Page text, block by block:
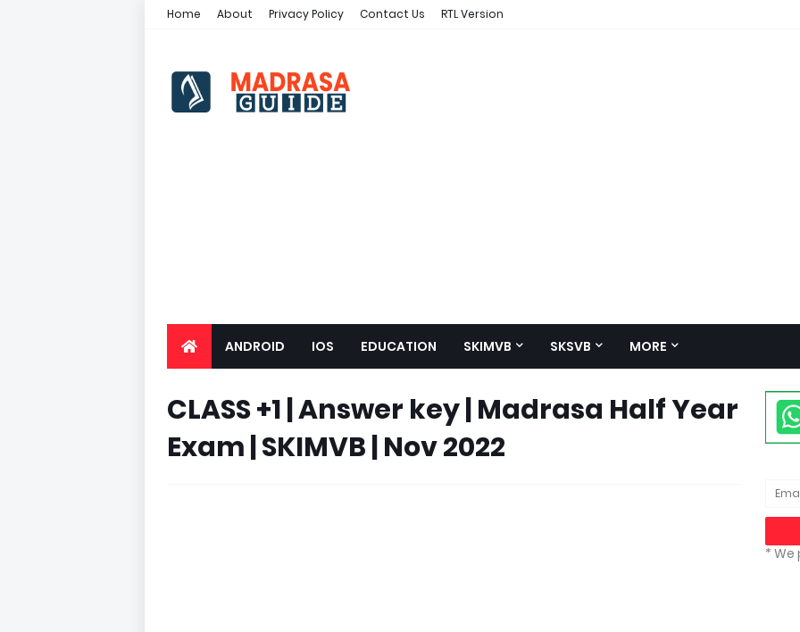
Home About Privacy Policy Contact Us RTL Version
ANDROID IOS EDUCATION SKIMVB SKSVB MORE
CLASS +1 | Answer key | Madrasa Half Year
Exam | SKIMVB | Nov 2022
*